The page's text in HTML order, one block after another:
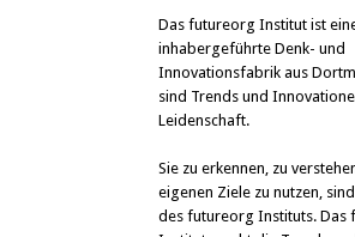
Das futureorg Institut ist
inhabergeführte Denk- und
Innovationsfabrik aus
sind Trends und
Leidenschaft.
Sie zu erkennen, zu
eigenen Ziele zu nutzen,
des futureorg Instituts. Das